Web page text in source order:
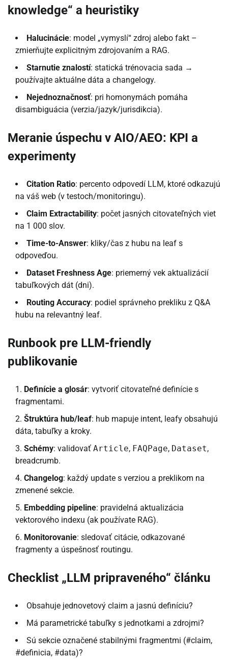
knowledge“ a heuristiky
Halucinácie: model „vymyslí“ zdroj alebo fakt –
zmierňujte explicitným zdrojovaním a RAG.
Starnutie znalostí: statická trénovacia sada →
používajte aktuálne dáta a changelogy.
Nejednoznačnosť: pri homonymách pomáha
disambiguácia (verzia/jazyk/jurisdikcia).
Meranie úspechu v AIO/AEO: KPI a
experimenty
Citation Ratio: percento odpovedí LLM, ktoré odkazujú
na váš web (v testoch/monitoringu).
Claim Extractability: počet jasných citovateľných viet
na 1 000 slov.
Time-to-Answer: kliky/čas z hubu na leaf s
odpoveďou.
Dataset Freshness Age: priemerný vek aktualizácií
tabuľkových dát (dni).
Routing Accuracy: podiel správneho prekliku z Q&A
hubu na relevantný leaf.
Runbook pre LLM-friendly
publikovanie
Definície a glosár: vytvoriť citovateľné definície s
fragmentami.
Štruktúra hub/leaf: hub mapuje intent, leafy obsahujú
dáta, tabuľky a kroky.
Schémy: validovať Article, FAQPage, Dataset,
breadcrumb.
Changelog: každý update s verziou a preklikom na
zmenené sekcie.
Embedding pipeline: pravidelná aktualizácia
vektorového indexu (ak používate RAG).
Monitorovanie: sledovať citácie, odkazované
fragmenty a úspešnosť routingu.
Checklist „LLM pripraveného“ článku
Obsahuje jednovetový claim a jasnú definíciu?
Má parametrické tabuľky s jednotkami a zdrojmi?
Sú sekcie označené stabilnými fragmentmi (#claim,
#definicia, #data)?